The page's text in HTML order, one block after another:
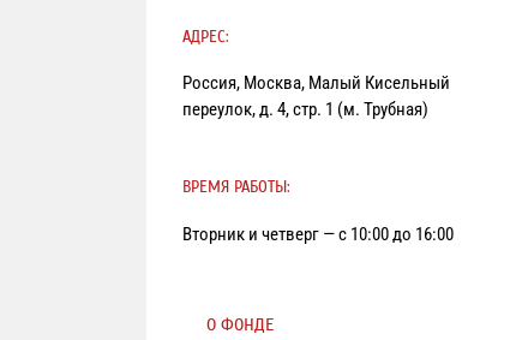
АДРЕС:
Россия, Москва, Малый Кисельный
переулок, д. 4, стр. 1 (м. Трубная)
ВРЕМЯ РАБОТЫ:
Вторник и четверг — с 10:00 до 16:00
О ФОНДЕ